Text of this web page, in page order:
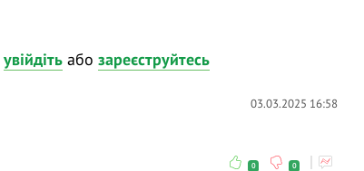
увійдіть або зареєструйтесь
03.03.2025 16:58
0 0